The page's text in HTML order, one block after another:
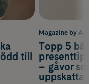
Magazine by
Topp 5
– gåvor
till